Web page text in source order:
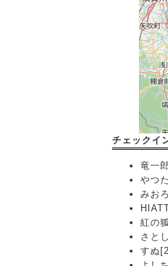
チェックイ
竜一
やつ
みお
紅の
さと
すぬ